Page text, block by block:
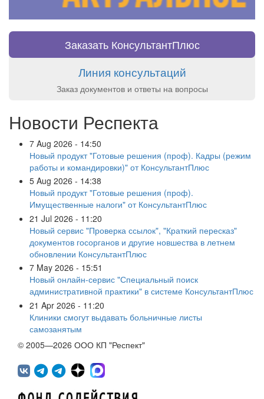
Заказать КонсультантПлюс
Линия консультаций
Заказ документов и ответы на вопросы
Новости Респекта
7 Aug 2026 - 14:50
Новый продукт "Готовые решения (проф). Кадры (режим
работы и командировки)" от КонсультантПлюс
5 Aug 2026 - 14:38
Новый продукт "Готовые решения (проф).
Имущественные налоги" от КонсультантПлюс
21 Jul 2026 - 11:20
Новый сервис "Проверка ссылок", "Краткий пересказ"
документов госорганов и другие новшества в летнем
обновлении КонсультантПлюс
7 May 2026 - 15:51
Новый онлайн-сервис "Специальный поиск
административной практики" в системе КонсультантПлюс
21 Apr 2026 - 11:20
Клиники смогут выдавать больничные листы
самозанятым
© 2005—2026 ООО КП "Респект"